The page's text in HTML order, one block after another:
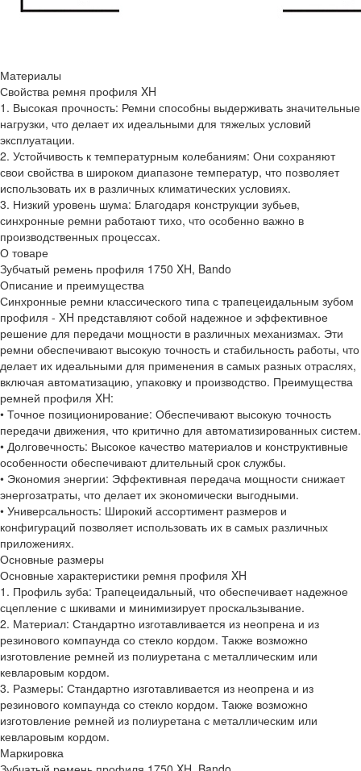
Материалы
Свойства ремня профиля XH
1. Высокая прочность: Ремни способны выдерживать значительные
нагрузки, что делает их идеальными для тяжелых условий
эксплуатации.
2. Устойчивость к температурным колебаниям: Они сохраняют
свои свойства в широком диапазоне температур, что позволяет
использовать их в различных климатических условиях.
3. Низкий уровень шума: Благодаря конструкции зубьев,
синхронные ремни работают тихо, что особенно важно в
производственных процессах.
О товаре
Зубчатый ремень профиля 1750 XH, Bando
Описание и преимущества
Синхронные ремни классического типа с трапецеидальным зубом
профиля - XH представляют собой надежное и эффективное
решение для передачи мощности в различных механизмах. Эти
ремни обеспечивают высокую точность и стабильность работы, что
делает их идеальными для применения в самых разных отраслях,
включая автоматизацию, упаковку и производство. Преимущества
ремней профиля XH:
• Точное позиционирование: Обеспечивают высокую точность
передачи движения, что критично для автоматизированных систем.
• Долговечность: Высокое качество материалов и конструктивные
особенности обеспечивают длительный срок службы.
• Экономия энергии: Эффективная передача мощности снижает
энергозатраты, что делает их экономически выгодными.
• Универсальность: Широкий ассортимент размеров и
конфигураций позволяет использовать их в самых различных
приложениях.
Основные размеры
Основные характеристики ремня профиля XH
1. Профиль зуба: Трапецеидальный, что обеспечивает надежное
сцепление с шкивами и минимизирует проскальзывание.
2. Материал: Стандартно изготавливается из неопрена и из
резинового компаунда со стекло кордом. Также возможно
изготовление ремней из полиуретана с металлическим или
кевларовым кордом.
3. Размеры: Стандартно изготавливается из неопрена и из
резинового компаунда со стекло кордом. Также возможно
изготовление ремней из полиуретана с металлическим или
кевларовым кордом.
Маркировка